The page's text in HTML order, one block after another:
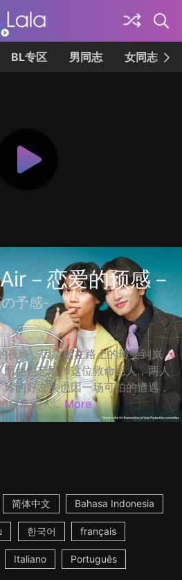
BL专区 男同志 女同志
－恋爱的预感－
予感-
夜晚，因故困在路上的玲受到岚
他也忘不掉这位救命恩人，两人
的好友快也因一场可怕的遭遇，
自泰国人... More
简体中文 Bahasa Indonesia
한국어 français
Italiano Português